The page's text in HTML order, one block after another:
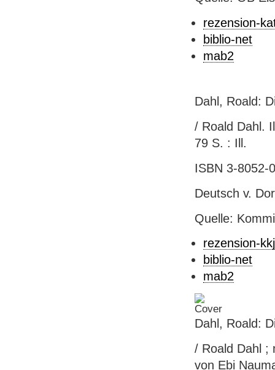
rezension-
biblio-net
mab2
Dahl, Roald:
/ Roald Dahl.
79 S. : Ill.
ISBN 3-8052-
Deutsch v.
Quelle:
rezension-
biblio-net
mab2
Dahl, Roald:
/ Roald Dahl ;
von Ebi